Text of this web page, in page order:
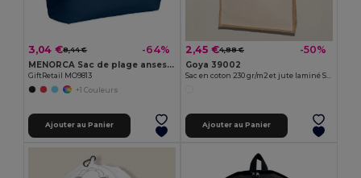
3,04 €8,44 € -64%
MENORCA Sac de plage anses en corde
GiftRetail MO9813
+1 Couleurs
Ajouter au Panier
2,45 €4,88 € -50%
Goya 39002
Ajouter au Panier